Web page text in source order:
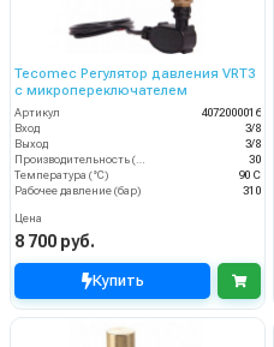
Tecomec Регулятор давления VRT3
c микропереключателем
Артикул
4072000016
Вход
3/8
Выход
3/8
30
Температура (°C)
90 С
Рабочее давление (бар)
310
Цена
8 700 руб.
Купить